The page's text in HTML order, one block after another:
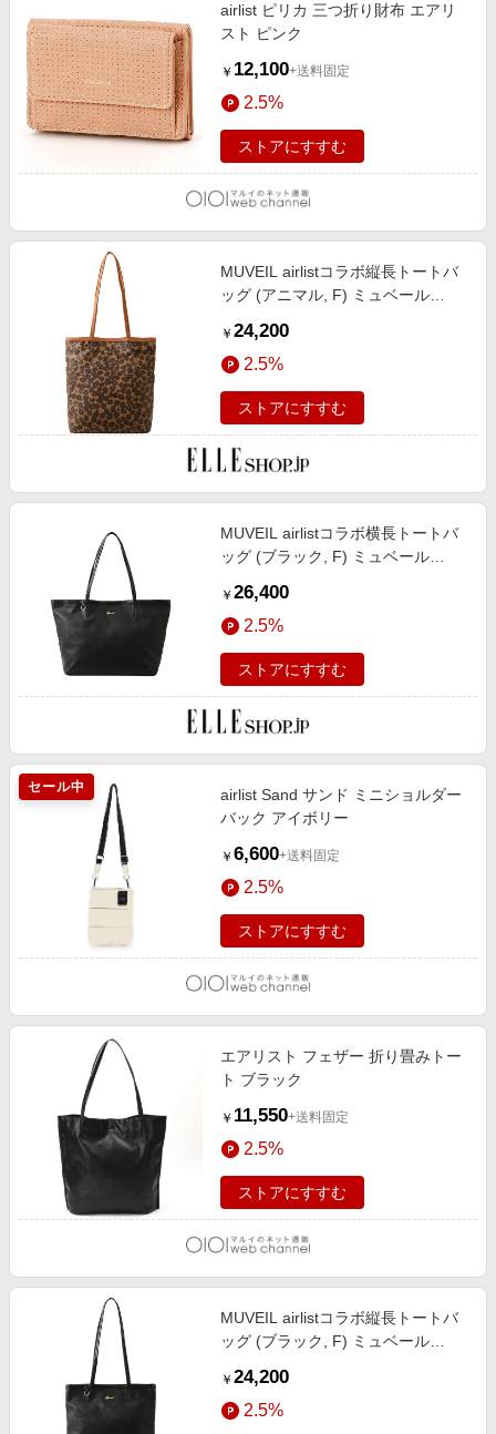
airlist ピリカ 三つ折り財布 エアリ
スト ピンク
￥ 12,100+送料固定
2.5%
ストアにすすむ
MUVEIL airlistコラボ縦長トートバ
ッグ (アニマル, F) ミュベール
￥ 24,200
2.5%
ストアにすすむ
MUVEIL airlistコラボ横長トートバ
ッグ (ブラック, F) ミュベール
￥ 26,400
2.5%
ストアにすすむ
セール中
airlist Sand サンド ミニショルダー
バック アイボリー
￥ 6,600+送料固定
2.5%
ストアにすすむ
エアリスト フェザー 折り畳みトー
ト ブラック
￥ 11,550+送料固定
2.5%
ストアにすすむ
MUVEIL airlistコラボ縦長トートバ
ッグ (ブラック, F) ミュベール
￥ 24,200
2.5%